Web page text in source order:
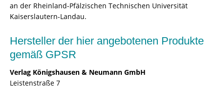
an der Rheinland-Pfälzischen Technischen Universität
Kaiserslautern-Landau.
Hersteller der hier angebotenen Produkte
gemäß GPSR
Verlag Königshausen & Neumann GmbH
Leistenstraße 7